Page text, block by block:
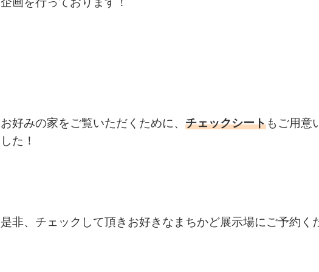
お好みの家をご覧いただくために、 チェックシートもご用意
した！
是非、チェックして頂きお好きなまちかど展示場にご予約く